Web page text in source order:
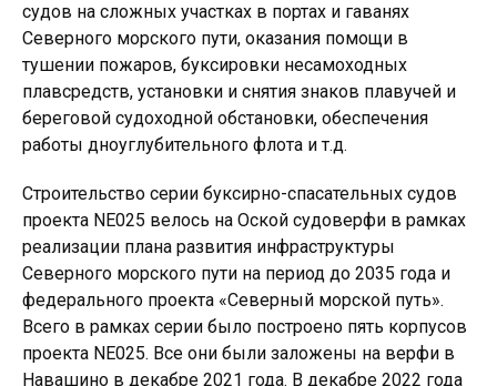
судов на сложных участках в портах и гаванях
Северного морского пути, оказания помощи в
тушении пожаров, буксировки несамоходных
плавсредств, установки и снятия знаков плавучей и
береговой судоходной обстановки, обеспечения
работы дноуглубительного флота и т.д.
Строительство серии буксирно-спасательных судов
проекта NE025 велось на Оской судоверфи в рамках
реализации плана развития инфраструктуры
Северного морского пути на период до 2035 года и
федерального проекта «Северный морской путь».
Всего в рамках серии было построено пять корпусов
проекта NE025. Все они были заложены на верфи в
Навашино в декабре 2021 года. В декабре 2022 года